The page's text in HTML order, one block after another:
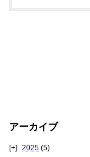
アーカイブ
2025 (5)